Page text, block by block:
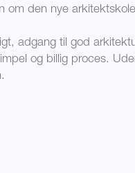
om den nye
adgang til god
og billig proces.